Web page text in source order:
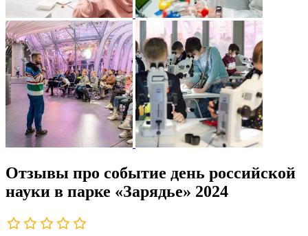
Отзывы про событие день российской
науки в парке «Зарядье» 2024